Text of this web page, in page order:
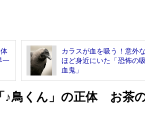
一
カラスが血を吸う！意外な
ほど身近にいた「恐怖の吸
血鬼」
♪鳥くん」の正体 お茶